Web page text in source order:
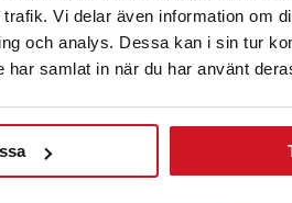
Vi delar även information om
och analys. Dessa kan i sin tur
samlat in när du har använt